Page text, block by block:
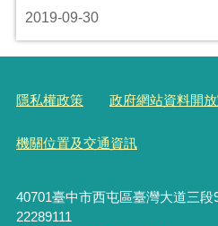
2019-09-30
隱私權政策 政府網站資料開
機關位置及交通資訊
40701臺中市西屯區臺灣大道三段
22289111